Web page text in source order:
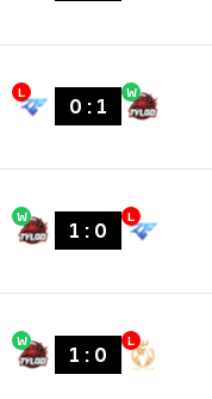
L
0 : 1
W
W
1 : 0
L
W
1 : 0
L